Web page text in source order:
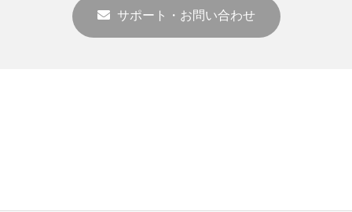
サポート・お問い合わせ